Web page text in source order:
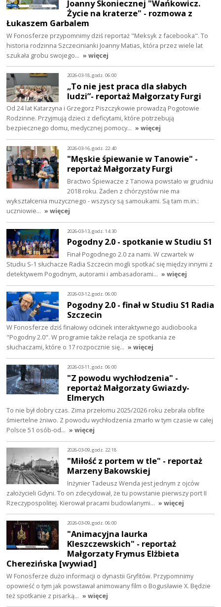
Joanny Skoniecznej "Wańkowicz.
Życie na kraterze" - rozmowa z
Łukaszem Garbalem
W Fonosferze przypomnimy dziś reportaż "Meksyk z facebooka". To
historia rodzinna Szczecinianki Joanny Matias, która przez wiele lat
szukała grobu swojego… » więcej
2026-03-18, godz. 06:00
„To nie jest praca dla słabych
ludzi”- reportaż Małgorzaty Furgi
Od 24 lat Katarzyna i Grzegorz Piszczykowie prowadzą Pogotowie
Rodzinne. Przyjmują dzieci z deficytami, które potrzebują
bezpiecznego domu, medycznej pomocy… » więcej
2026-03-16, godz. 22:40
"Męskie śpiewanie w Tanowie" -
reportaż Małgorzaty Furgi
Bractwo Śpiewacze z Tanowa powstało w grudniu
2018 roku. Żaden z chórzystów nie ma
wykształcenia muzycznego - wszyscy są samoukami. Są tam m.in.:
uczniowie… » więcej
2026-03-13, godz. 14:30
Pogodny 2.0 - spotkanie w Studiu S1
Finał Pogodnego 2.0 za nami. W czwartek w
Studiu S-1 słuchacze Radia Szczecin mogli spotkać się między innymi z
detektywem Pogodnym, autorami i ambasadorami… » więcej
2026-03-12, godz. 06:00
Pogodny 2.0 - finał w Studiu S1 Radia
Szczecin
W Fonosferze dziś finałowy odcinek interaktywnego audiobooka
"Pogodny 2.0". W programie także relacja ze spotkania ze
słuchaczami, które o 17 rozpocznie się… » więcej
2026-03-11, godz. 06:00
"Z powodu wychłodzenia" -
reportaż Małgorzaty Gwiazdy-
Elmerych
To nie był dobry czas. Zima przełomu 2025/2026 roku zebrała obfite
śmiertelne żniwo. Z powodu wychłodzenia zmarło w tym czasie w całej
Polsce 51 osób-od… » więcej
2026-03-09, godz. 22:18
"Miłość z portem w tle" - reportaż
Marzeny Bakowskiej
Inżynier Tadeusz Wenda jest jednym z ojców
założycieli Gdyni. To on zdecydował, że tu powstanie pierwszy port II
Rzeczypospolitej. Kierował pracami budowlanymi… » więcej
2026-03-09, godz. 06:00
"Animacyjna laurka
Kleszczewskich" - reportaż
Małgorzaty Frymus Elżbieta
Cherezińska [wywiad]
W Fonosferze dużo informacji o dynastii Gryfitów. Przypomnimy
opowieść o tym jak powstawał animowany film o Bogusławie X. Będzie
też spotkanie z pisarką… » więcej